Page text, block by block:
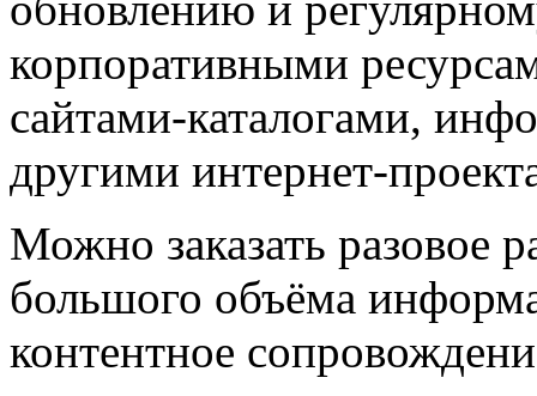
корпоративными
сайтами-каталогами,
другими интернет-
Можно заказать разовое
большого объёма
контентное